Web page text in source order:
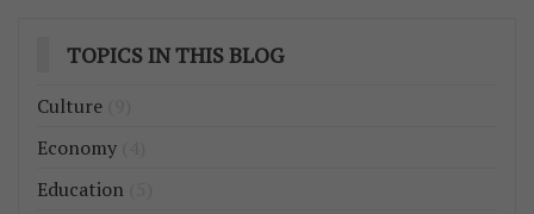
TOPICS IN THIS BLOG
Culture
Economy
Education